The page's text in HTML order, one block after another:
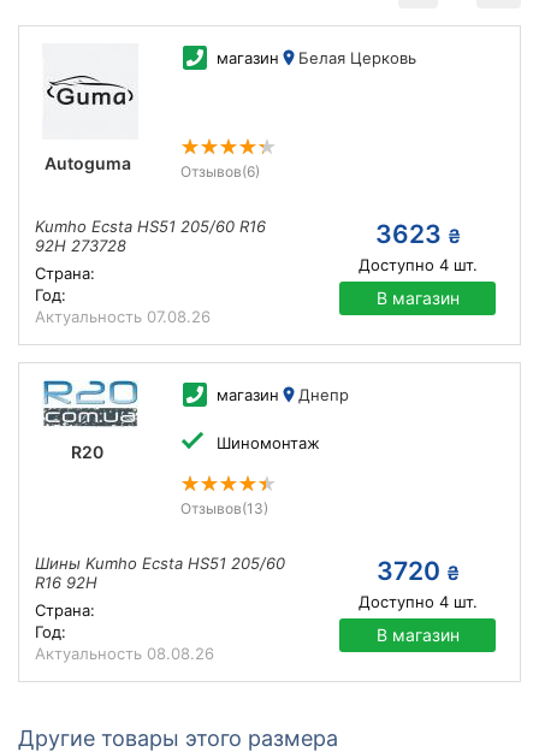
Autoguma
магазин Белая Церковь
Отзывов(6)
Kumho Ecsta HS51 205/60 R16
92H 273728
Страна:
Год:
Актуальность 07.08.26
3623 ₴
Доступно 4шт.
В магазин
R20
магазин Днепр
Шиномонтаж
Отзывов(13)
Шины Kumho Ecsta HS51 205/60
R16 92H
Страна:
Год:
Актуальность 08.08.26
3720 ₴
Доступно 4шт.
В магазин
Другие товары этого размера